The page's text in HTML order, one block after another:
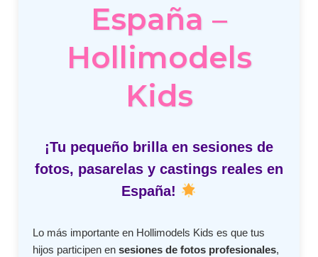
España –
Hollimodels
Kids
¡Tu pequeño brilla en sesiones de
fotos, pasarelas y castings reales en
España!
Lo más importante en Hollimodels Kids es que tus
hijos participen ensesiones de fotos profesionales,